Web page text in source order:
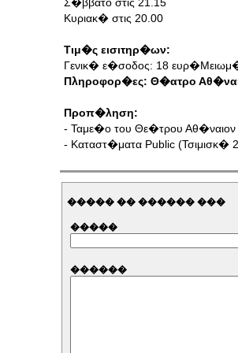
Κυριακ� στις 20.00
Τιμ�ς εισιτηρ�ων:
Γενικ� ε�σοδος: 18 ευρ�
Πληροφορ�ες: Θ�ατρο
Προπ�ληση:
- Ταμε�ο του Θε�τρου
- Καταστ�ματα Public
����� �� ������ ���
�����
������